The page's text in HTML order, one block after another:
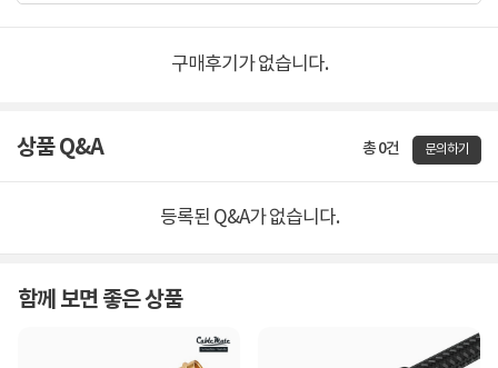
구매후기가 없습니다.
상품 Q&A 총 0건 문의하기
등록된 Q&A가 없습니다.
함께 보면 좋은 상품